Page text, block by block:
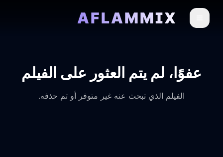
AFLAMMIX
عفوًا، لم يتم العثور على الفيلم
الفيلم الذي تبحث عنه غير متوفر أو تم حذفه.